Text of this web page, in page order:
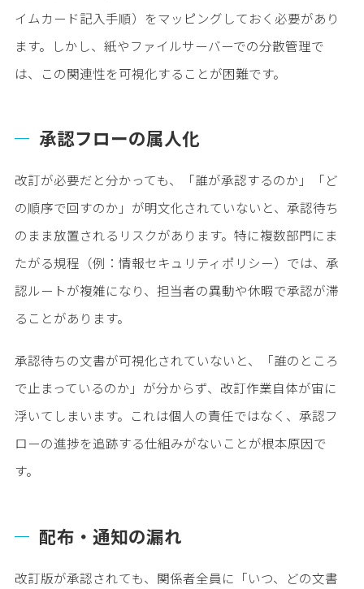
イムカード記入手順）をマッピングしておく必要があり
ます。しかし、紙やファイルサーバーでの分散管理で
は、この関連性を可視化することが困難です。
承認フローの属人化
改訂が必要だと分かっても、「誰が承認するのか」「ど
の順序で回すのか」が明文化されていないと、承認待ち
のまま放置されるリスクがあります。特に複数部門にま
たがる規程（例：情報セキュリティポリシー）では、承
認ルートが複雑になり、担当者の異動や休暇で承認が滞
ることがあります。
承認待ちの文書が可視化されていないと、「誰のところ
で止まっているのか」が分からず、改訂作業自体が宙に
浮いてしまいます。これは個人の責任ではなく、承認フ
ローの進捗を追跡する仕組みがないことが根本原因で
す。
配布・通知の漏れ
改訂版が承認されても、関係者全員に「いつ、どの文書